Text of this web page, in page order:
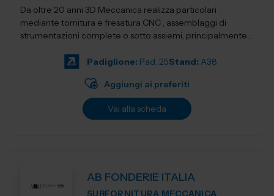
Da oltre 20 anni 3D Meccanica realizza particolari
mediante tornitura e fresatura CNC , assemblaggi di
strumentazioni complete o sotto assiemi, principalmente
Padiglione: Pad. 25Stand: A38
Aggiungi ai preferiti
Vai alla scheda
AB FONDERIE ITALIA
SUBFORNITURA MECCANICA